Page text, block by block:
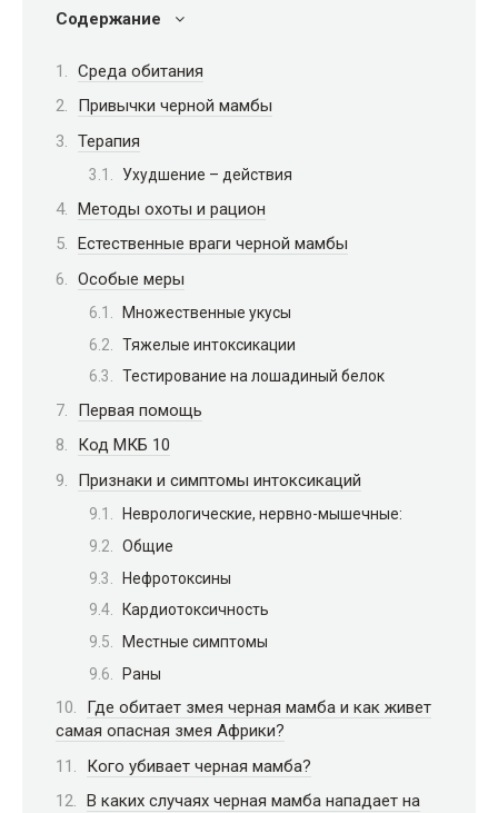
Содержание
Среда обитания
Привычки черной мамбы
Терапия
Ухудшение – действия
Методы охоты и рацион
Естественные враги черной мамбы
Особые меры
Множественные укусы
Тяжелые интоксикации
Тестирование на лошадиный белок
Первая помощь
Код МКБ 10
Признаки и симптомы интоксикаций
Неврологические, нервно-мышечные:
Общие
Нефротоксины
Кардиотоксичность
Местные симптомы
Раны
Где обитает змея черная мамба и как живет
самая опасная змея Африки?
Кого убивает черная мамба?
В каких случаях черная мамба нападает на